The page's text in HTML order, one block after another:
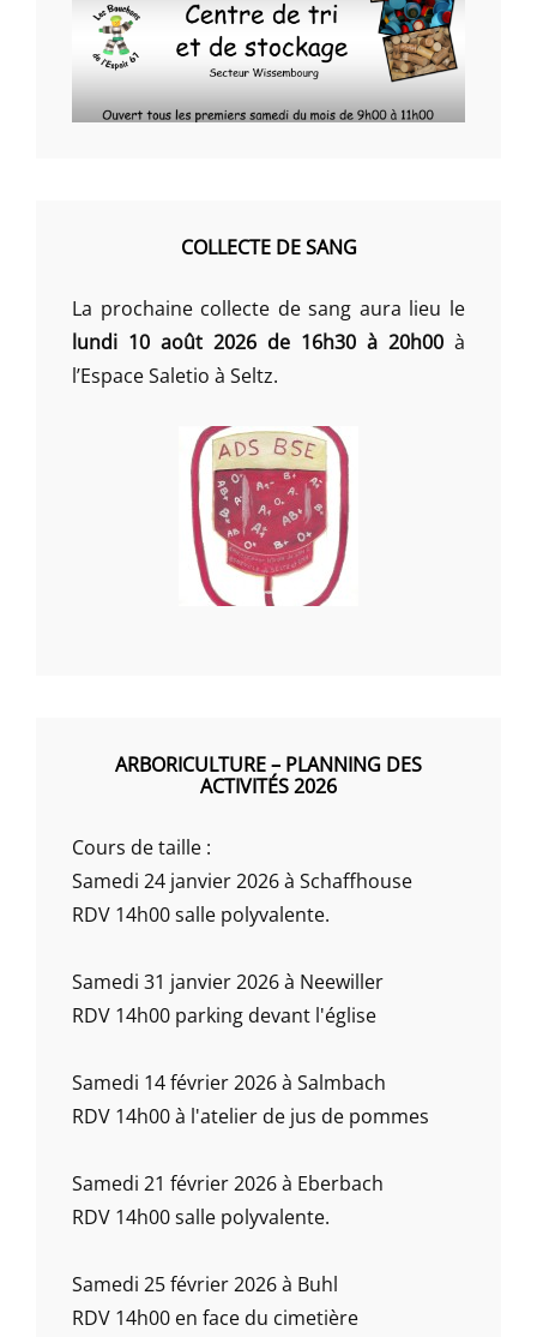
COLLECTE DE SANG
La prochaine collecte de sang aura lieu le
lundi 10 août 2026 de 16h30 à 20h00 à
l’Espace Saletio à Seltz.
ARBORICULTURE – PLANNING DES
ACTIVITÉS 2026
Cours de taille :
Samedi 24 janvier 2026 à Schaffhouse
RDV 14h00 salle polyvalente.
Samedi 31 janvier 2026 à Neewiller
RDV 14h00 parking devant l'église
Samedi 14 février 2026 à Salmbach
RDV 14h00 à l'atelier de jus de pommes
Samedi 21 février 2026 à Eberbach
RDV 14h00 salle polyvalente.
Samedi 25 février 2026 à Buhl
RDV 14h00 en face du cimetière